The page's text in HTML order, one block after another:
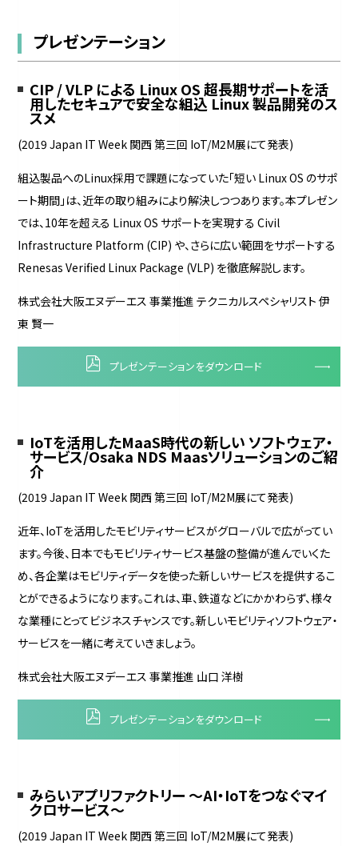
プレゼンテーション
CIP / VLP による Linux OS 超長期サポートを活
用したセキュアで安全な組込 Linux 製品開発のス
スメ
(2019 Japan IT Week 関西 第三回 IoT/M2M展にて発表)
組込製品へのLinux採用で課題になっていた「短い Linux OS のサポ
ート期間」は、近年の取り組みにより解決しつつあります。本プレゼン
では、10年を超える Linux OS サポートを実現する Civil
Infrastructure Platform (CIP) や、さらに広い範囲をサポートする
Renesas Verified Linux Package (VLP) を徹底解説します。
株式会社大阪エヌデーエス 事業推進 テクニカルスペシャリスト 伊
東 賢一
プレゼンテーションをダウンロード
IoTを活用したMaaS時代の新しい ソフトウェア・
サービス/Osaka NDS Maasソリューションのご紹
介
(2019 Japan IT Week 関西 第三回 IoT/M2M展にて発表)
近年、IoTを活用したモビリティサービスがグローバルで広がってい
ます。今後、日本でもモビリティサービス基盤の整備が進んでいくた
め、各企業はモビリティデータを使った新しいサービスを提供するこ
とができるようになります。これは、車、鉄道などにかかわらず、様々
な業種にとってビジネスチャンスです。新しいモビリティソフトウェア・
サービスを一緒に考えていきましょう。
株式会社大阪エヌデーエス 事業推進 山口 洋樹
プレゼンテーションをダウンロード
みらいアプリファクトリー ～AI・IoTをつなぐマイ
クロサービス～
(2019 Japan IT Week 関西 第三回 IoT/M2M展にて発表)